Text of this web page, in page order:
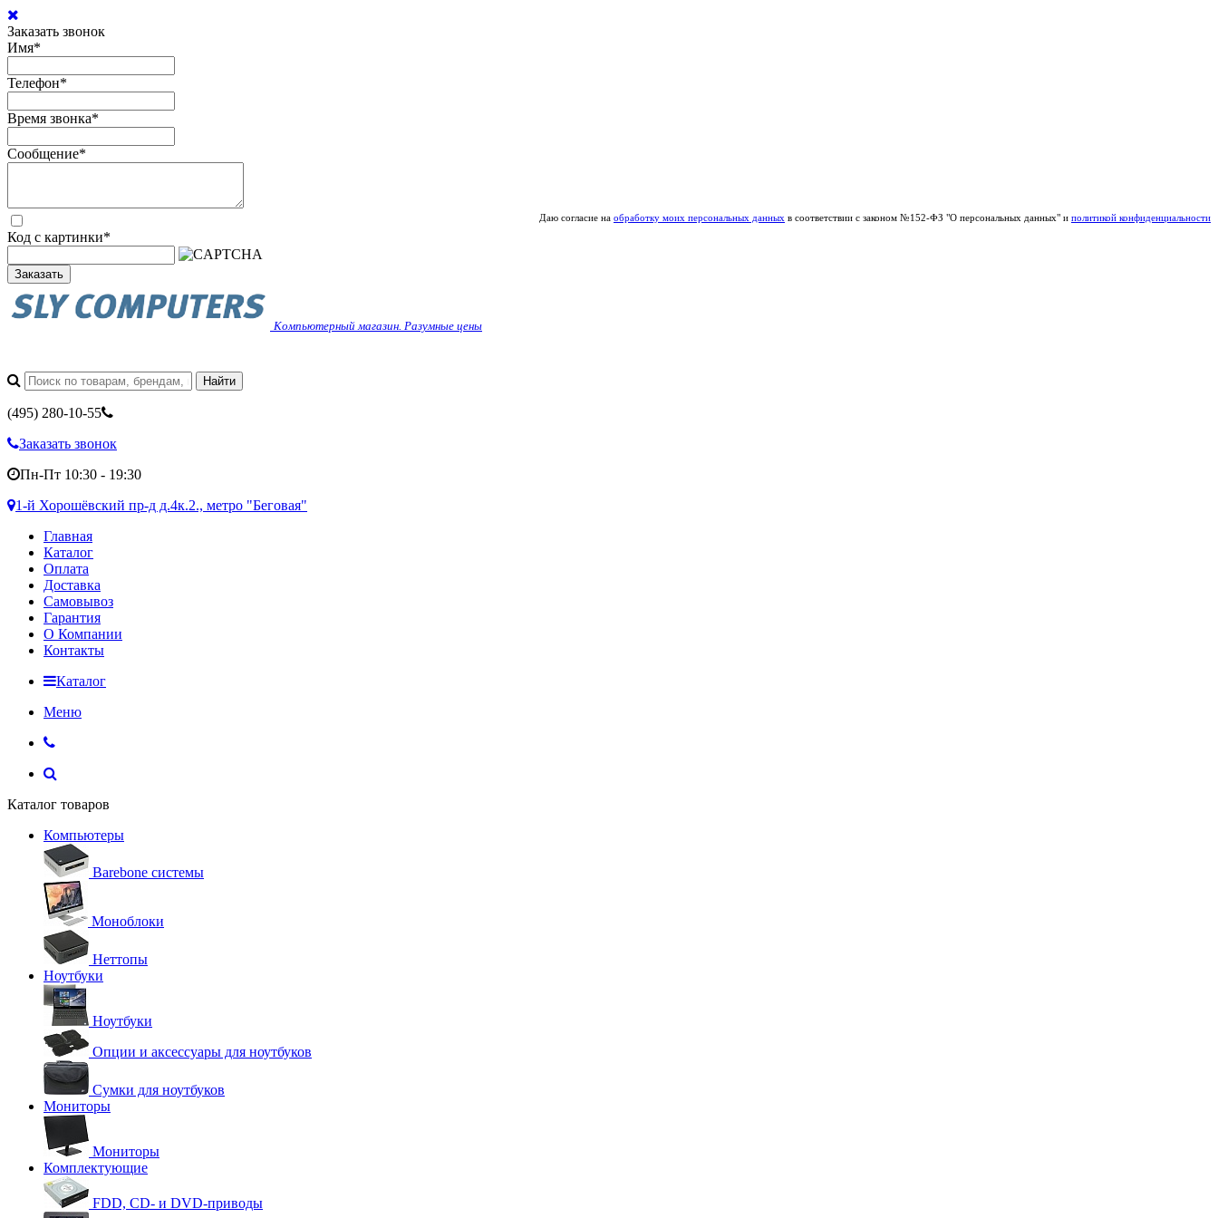
Заказать звонок
Имя*
Телефон*
Время звонка*
Сообщение*
Даю согласие на обработку моих персональных данных в соответствии с законом №152-ФЗ "О персональных данных" и политикой конфиденциальности
Код с картинки*
Заказать
Компьютерный магазин. Разумные цены
(495) 280-10-55
Заказать звонок
Пн-Пт 10:30 - 19:30
1-й Хорошёвский пр-д д.4к.2., метро "Беговая"
Главная
Каталог
Оплата
Доставка
Самовывоз
Гарантия
О Компании
Контакты
Каталог
Меню
Каталог товаров
Компьютеры
Barebone системы
Моноблоки
Неттопы
Ноутбуки
Ноутбуки
Опции и аксессуары для ноутбуков
Сумки для ноутбуков
Мониторы
Мониторы
Комплектующие
FDD, CD- и DVD-приводы